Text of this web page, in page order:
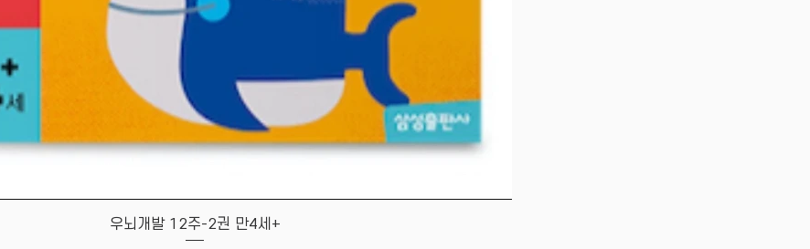
Quick View
우뇌개발 12주-2권 만4세+